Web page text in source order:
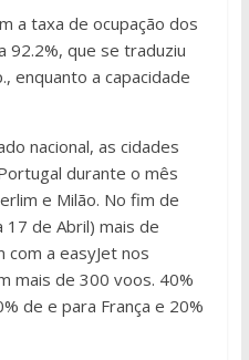
a taxa de ocupação dos
92.2%, que se traduziu
enquanto a capacidade
nacional, as cidades
durante o mês
e Milão. No fim de
17 de Abril) mais de
com a easyJet nos
mais de 300 voos. 40%
de e para França e 20%